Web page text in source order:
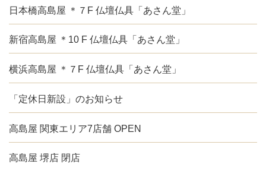
日本橋高島屋 ＊７F 仏壇仏具「あさん堂」
新宿高島屋 ＊10 F 仏壇仏具「あさん堂」
横浜高島屋 ＊７F 仏壇仏具「あさん堂」
「定休日新設」のお知らせ
高島屋 関東エリア7店舗 OPEN
高島屋 堺店 閉店